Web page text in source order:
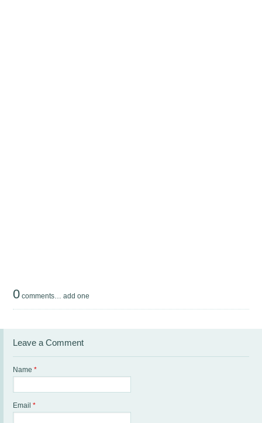
0 comments… add one
Leave a Comment
Name *
Email *